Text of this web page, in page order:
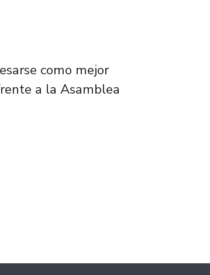
como mejor
a la Asamblea
Allende